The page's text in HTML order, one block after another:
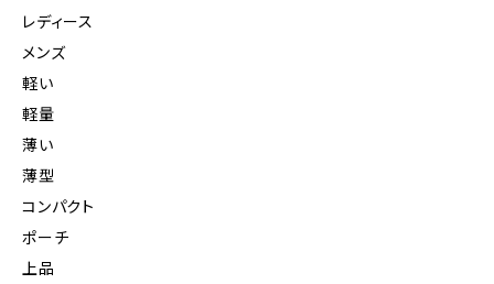
レディース
メンズ
軽い
軽量
薄い
薄型
コンパクト
ポーチ
上品